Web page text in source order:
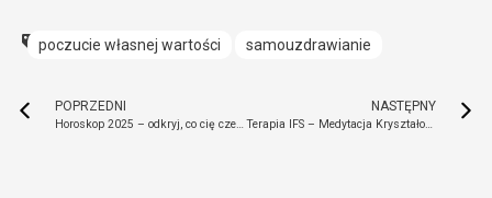
poczucie własnej wartości samouzdrawianie
POPRZEDNI
Horoskop 2025 – odkryj, co cię czeka w nowym roku!
NASTĘPNY
Terapia IFS – Medytacja Kryształowej Jaskini Przodków